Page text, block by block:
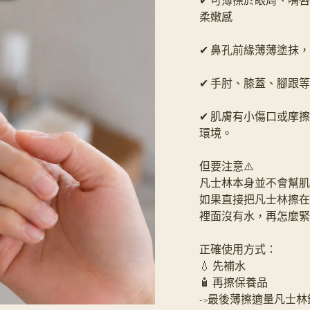
柔嫩感
✔ 鼻孔前緣薄薄塗抹
✔ 手肘、膝蓋、腳跟
✔ 肌膚有小傷口或摩
環境。
但要注意⚠️
凡士林本身並不會幫
如果直接把凡士林擦
裡面沒有水，再怎麼
正確使用方式：
💧 先補水
🧴 再擦保養品
->最後薄擦適量凡士